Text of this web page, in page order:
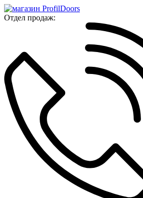
Отдел продаж: